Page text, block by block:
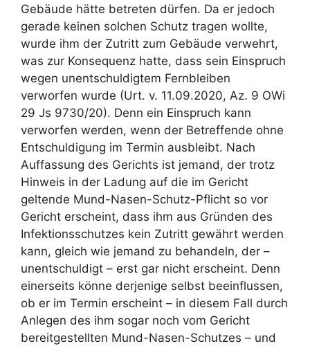
Gebäude hätte betreten dürfen. Da er jedoch
gerade keinen solchen Schutz tragen wollte,
wurde ihm der Zutritt zum Gebäude verwehrt,
was zur Konsequenz hatte, dass sein Einspruch
wegen unentschuldigtem Fernbleiben
verworfen wurde (Urt. v. 11.09.2020, Az. 9 OWi
29 Js 9730/20). Denn ein Einspruch kann
verworfen werden, wenn der Betreffende ohne
Entschuldigung im Termin ausbleibt. Nach
Auffassung des Gerichts ist jemand, der trotz
Hinweis in der Ladung auf die im Gericht
geltende Mund-Nasen-Schutz-Pflicht so vor
Gericht erscheint, dass ihm aus Gründen des
Infektionsschutzes kein Zutritt gewährt werden
kann, gleich wie jemand zu behandeln, der –
unentschuldigt – erst gar nicht erscheint. Denn
einerseits könne derjenige selbst beeinflussen,
ob er im Termin erscheint – in diesem Fall durch
Anlegen des ihm sogar noch vom Gericht
bereitgestellten Mund-Nasen-Schutzes – und